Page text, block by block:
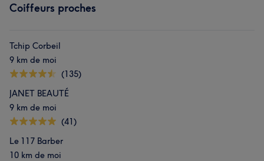
Coiffeurs proches
Tchip Corbeil
9 km de moi
(135)
JANET BEAUTÉ
9 km de moi
(41)
Le 117 Barber
10 km de moi